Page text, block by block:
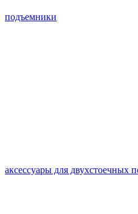
подъемники
аксессуары для двухстоечных